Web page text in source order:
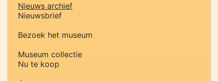
Nieuws archief
Nieuwsbrief
Bezoek het museum
Museum collectie
Nu te koop